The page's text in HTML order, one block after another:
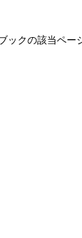
ックの該当ペー